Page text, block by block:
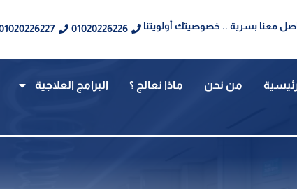
معنا بسرية .. خصوصيتك أولويتنا 01020226226
من نحن ماذا نعالج ؟ البرامج العلاجية